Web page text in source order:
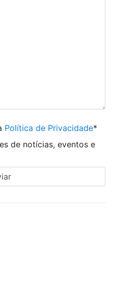
Política de Privacidade*
de notícias, eventos e